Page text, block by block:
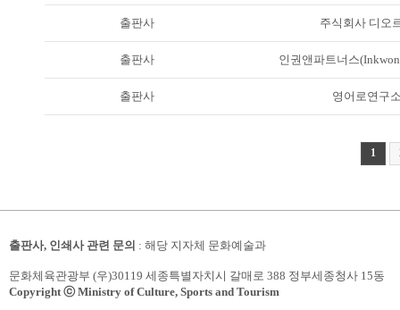
출판사 주식회사 디오
출판사 인권앤파트너스(Inkwon
출판사 영어로연구
1
출판사, 인쇄사 관련 문의 : 해당 지자체 문화예술과
문화체육관광부 (우)30119 세종특별자치시 갈매로 388 정부세종청사 15동
Copyright ⓒ Ministry of Culture, Sports and Tourism